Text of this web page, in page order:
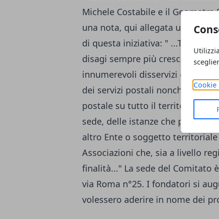
Cookie
Michele Costabile e il
una nota, qui allegata
di questa iniziativa: " ...Tale
disagi sempre più crescenti dei
innumerevoli disservizi e danni
dei servizi postali nonché dallo
postale su tutto il territorio. Il
sede, delle istanze che
altro Ente o soggetto
Associazioni che, sia a livello
finalità..." La sede del Comitato
via Roma n°25. I fondatori si
volessero aderire in nome dei